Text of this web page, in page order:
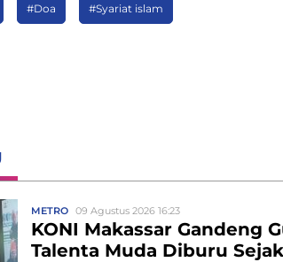
#Doa #Syariat islam
METRO 09 Agustus 2026 16:23
KONI Makassar Gandeng
Talenta Muda Diburu